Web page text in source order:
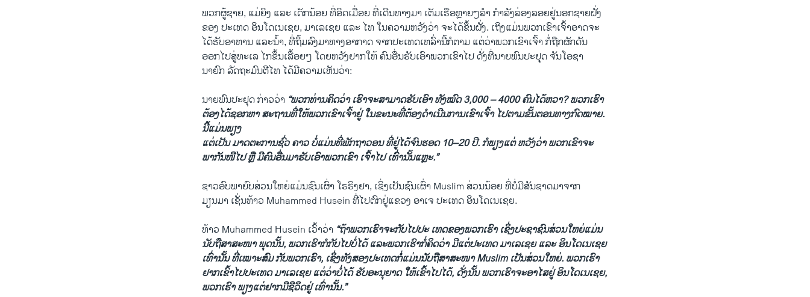
ພວກຜູ້ຊາຍ, ແມ່ຍິງ ແລະ ເດັກນ້ອຍ ທີ່ອິດເມື່ອຍ ທີ່​ເດີນທາງມາ​ ເຕັມ​ເຮືອຫຼາຍໆ​ລຳ ກຳລັງລ່ອງລອຍຢູ່ນອກຊາຍຝັ່ງ
ຂອງ ປະເທດ ອິນໂດເນເຊຍ, ມາເລເຊຍ ແລະ ໄທ ​ໃນຄວາມຫວັງວ່າ ຈະ​ໄດ້ຂຶ້ນຝັ່ງ. ​ເຖິງ​ແມ່ນພວກເຂົາ​ເຈົ້າອາດຈະ
ໄດ້ຮັບອາຫານ ແລະນ້ຳ, ທີ່ຖິ້ມລົງມາທາງອາກາດ ຈາກປະເທດເຫລົ່ານີ້ກໍ​ຕາມ ແຕ່ວ່າພວກເຂົາ​ເຈົ້າ ກໍ່ຖືກຜັກດັນ
ອອກໄປສູ່​ທະ​ເລ ໄກຂຶ້ນ​ເລື້ອຍໆ ໂດຍຫວັງຢາກໃຫ້ ຄົນອື່ນຮັບເອົາພວກເຂົາໄປ ດັ່ງ​ທີ່​ນາຍ​ພົນ​ປະ​ຢຸດ ຈັນ​ໂອຊາ
ນາຍົກ ລັດຖະມົນຕີ​ໄທ ​ໄດ້​ມີ​ຄວາມ​ເຫັນ​ວ່າ:
ນາຍ​ພົນ​ປະ​ຢຸດ ກ່າວ​ວ່າ “ພວກທ່ານຄິດວ່າ ເຮົາຈະສາມາດຮັບເອົາ ທັງໝົດ 3,000 – 4000 ຄົນໄດ້ຫວາ? ພວກເຮົາ
ຕ້ອງ​ໄດ້ຊອກຫາ ສະຖານທີ່ໃຫ້ພວກເຂົາເຈົ້າຢູ່ ​ໃນຂະນະທີ່ຕ້ອງດຳເນີນການ​ເຂົາ​ເຈົ້າ ​ໄປຕາມຂັ້ນຕອນທາງກົດໝາຍ.
ນີ້ແມ່ນພຽງ
ແຕ່ເປັນ ມາດຕະການຊົ່ວ ຄາວ ບໍ່ແມ່ນທີ່ພັກຖາວອນ ທີ່ຢູ່ໄດ້ຈົນຮອດ 10–20 ປິ. ກໍພຽງແຕ່ ຫວັງວ່າ ພວກເຂົາຈະ
ພາກັນໜີໄປ ຫຼື ມີຄົນອື່ນມາຮັບ​ເອົາພວກເຂົາ ເຈົ້າໄປ ​ເທົ່າ​ນັ້ນ​ແຫຼະ.”
ຊາວອົບພາຍົບສ່ວນໃຫຍ່ແມ່ນຊົນເຜົ່າ ໂຣຮິງຢາ, ເຊິ່ງເປັນຊົນເຜົ່າ Muslim ສ່ວນນ້ອຍ ທີ່ບໍ່ມີສັນຊາດມາຈາກ
ມຽນມາ ​ເຊັ່ນ​ທ້າວ Muhammed Husein ທີ່​ໄປ​ຕົກ​ຢູ່​ແຂວງ ອາ​ເຈ ປະ​ເທດ​ ອິນ​ໂດ​ເນ​ເຊຍ.
ທ້າວ Muhammed Husein ​ເວົ້າ​ວ່າ “ຖ້າພວກເຮົາຈະກັບໄປປະ ເທດຂອງພວກເຮົາ ເຊິ່ງປະຊາຊົນສ່ວນໃຫຍ່ແມ່ນ
ນັບຖືສາສະໜາ ພຸດນັ້ນ, ພວກເຮົາກໍກັບໄປບໍ່ໄດ້ ແລະພວກເຮົາກໍ່ຄິດວ່າ ມີແຕ່ປະເທດ ມາເລເຊຍ ແລະ ອິນໂດເນເຊຍ
ເທົ່ານັ້ນ ທີ່ເໝາະສົມ ກັບພວກເຮົາ, ເຊິ່ງທັງສອງປະເທດກໍ່ແມ່ນນັບຖືສາສະໜາ Muslim ເປັນສ່ວນໃຫຍ່. ພວກເຮົາ
ຢາກເຂົ້າໄປປະເທດ ມາເລເຊຍ ແຕ່ວ່າບໍ່ໄດ້ ຮັບອະນຸຍາດ ໃຫ້ເຂົ້າໄປໄດ້, ດັ່ງນັ້ນ ພວກເຮົາຈະອາໄສຢູ່ ອິນໂດເນເຊຍ,
ພວກເຮົາ ພຽງແຕ່ຢາກມີຊີວິດຢູ່ ເທົ່ານັ້ນ.”